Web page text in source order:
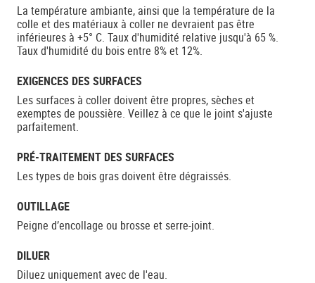
La température ambiante, ainsi que la température de la
colle et des matériaux à coller ne devraient pas être
inférieures à +5° C. Taux d'humidité relative jusqu'à 65 %.
Taux d'humidité du bois entre 8% et 12%.
EXIGENCES DES SURFACES
Les surfaces à coller doivent être propres, sèches et
exemptes de poussière. Veillez à ce que le joint s'ajuste
parfaitement.
PRÉ-TRAITEMENT DES SURFACES
Les types de bois gras doivent être dégraissés.
OUTILLAGE
Peigne d’encollage ou brosse et serre-joint.
DILUER
Diluez uniquement avec de l'eau.